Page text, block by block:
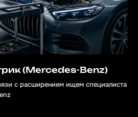
(Mercedes-Benz)
с расширением ищем специалиста
/